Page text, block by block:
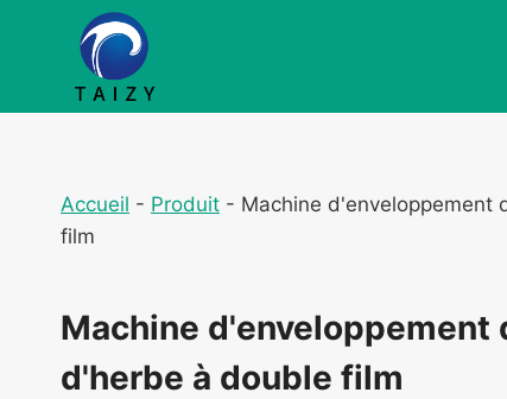
Accueil - Produit - Machine d'enveloppement
film
Machine d'enveloppement
d'herbe à double film